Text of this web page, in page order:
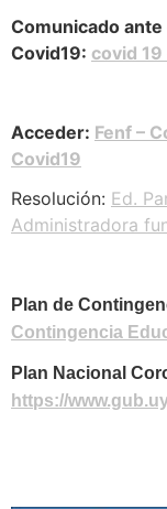
Comunicado
Covid19: covid 19
Acceder: Fenf –
Covid19
Resolución: Ed.
Administradora
Plan de
Contingencia
Plan Nacional
https://